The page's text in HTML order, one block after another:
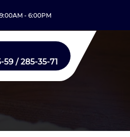
- 6:00PM
59 / 285-35-71